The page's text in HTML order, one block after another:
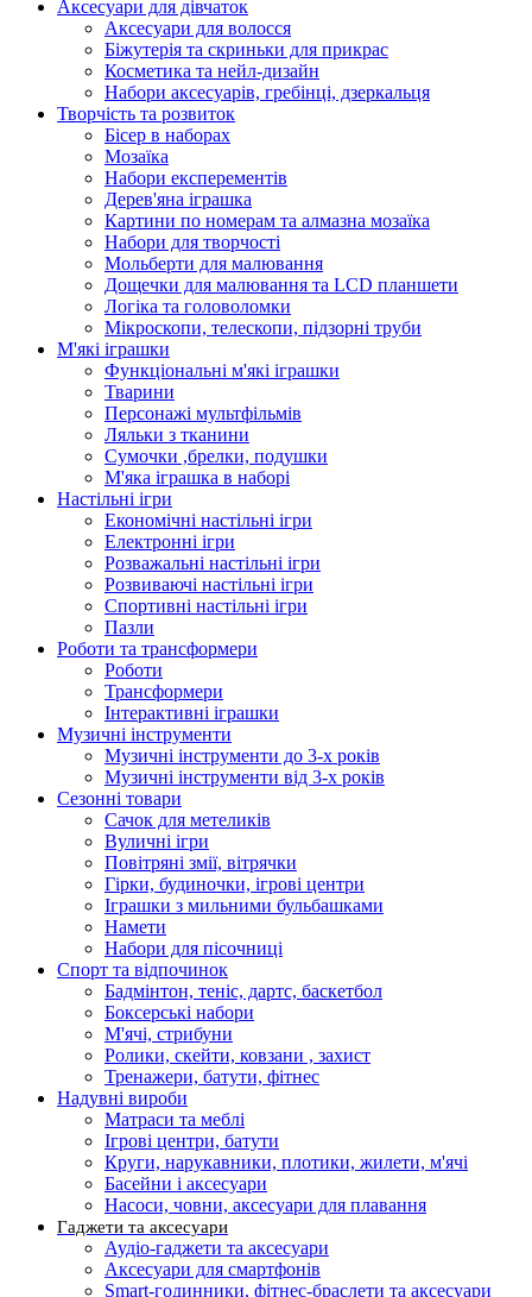
Аксесуари для дівчаток
Аксесуари для волосся
Біжутерія та скриньки для прикрас
Косметика та нейл-дизайн
Набори аксесуарів, гребінці, дзеркальця
Творчість та розвиток
Бісер в наборах
Мозаїка
Набори експерементів
Дерев'яна іграшка
Картини по номерам та алмазна мозаїка
Набори для творчості
Мольберти для малювання
Дощечки для малювання та LCD планшети
Логіка та головоломки
Мікроскопи, телескопи, підзорні труби
М'які іграшки
Функціональні м'які іграшки
Тварини
Персонажі мультфільмів
Ляльки з тканини
Сумочки ,брелки, подушки
М'яка іграшка в наборі
Настільні ігри
Економічні настільні ігри
Електронні ігри
Розважальні настільні ігри
Розвиваючі настільні ігри
Спортивні настільні ігри
Пазли
Роботи та трансформери
Роботи
Трансформери
Інтерактивні іграшки
Музичні інструменти
Музичні інструменти до 3-х років
Музичні інструменти від 3-х років
Сезонні товари
Сачок для метеликів
Вуличні ігри
Повітряні змії, вітрячки
Гірки, будиночки, ігрові центри
Іграшки з мильними бульбашками
Намети
Набори для пісочниці
Спорт та відпочинок
Бадмінтон, теніс, дартс, баскетбол
Боксерські набори
М'ячі, стрибуни
Ролики, скейти, ковзани , захист
Тренажери, батути, фітнес
Надувні вироби
Матраси та меблі
Ігрові центри, батути
Круги, нарукавники, плотики, жилети, м'ячі
Басейни і аксесуари
Насоси, човни, аксесуари для плавання
Гаджети та аксесуари
Аудіо-гаджети та аксесуари
Аксесуари для смартфонів
Smart-годинники, фітнес-браслети та аксесуари